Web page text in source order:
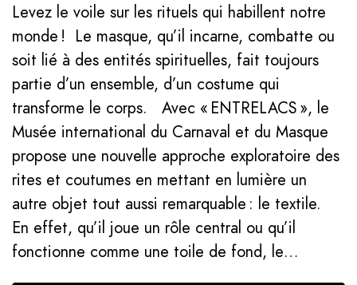
Levez le voile sur les rituels qui habillent notre
monde ! Le masque, qu’il incarne, combatte ou
soit lié à des entités spirituelles, fait toujours
partie d’un ensemble, d’un costume qui
transforme le corps. Avec « ENTRELACS », le
Musée international du Carnaval et du Masque
propose une nouvelle approche exploratoire des
rites et coutumes en mettant en lumière un
autre objet tout aussi remarquable : le textile.
En effet, qu’il joue un rôle central ou qu’il
fonctionne comme une toile de fond, le…